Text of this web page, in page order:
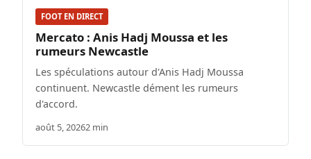
FOOT EN DIRECT
Mercato : Anis Hadj Moussa et les
rumeurs Newcastle
Les spéculations autour d'Anis Hadj Moussa
continuent. Newcastle dément les rumeurs
d'accord.
août 5, 20262 min